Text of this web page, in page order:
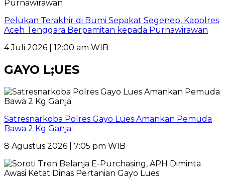
Pelukan Terakhir di Bumi Sepakat Segenep, Kapolres
Aceh Tenggara Berpamitan kepada Purnawirawan
4 Juli 2026 | 12:00 am WIB
GAYO L;UES
Satresnarkoba Polres Gayo Lues Amankan Pemuda
Bawa 2 Kg Ganja
8 Agustus 2026 | 7:05 pm WIB